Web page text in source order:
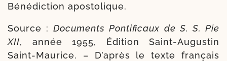
Bénédiction apostolique.
Source :Documents Pontificaux de S. S. Pie
XII, année 1955, Édition Saint-​Augustin
Saint-​Maurice. – D’après le texte fran­çais